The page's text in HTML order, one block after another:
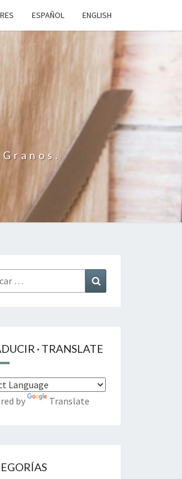
ESPAÑOL ENGLISH
· TRANSLATE
by Translate